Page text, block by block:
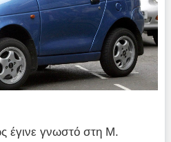
έγινε γνωστό στη Μ.